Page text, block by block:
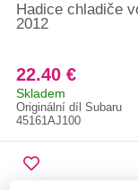
Hadice chladiče
2012
22.40 €
Skladem
Originální díl Subaru
45161AJ100